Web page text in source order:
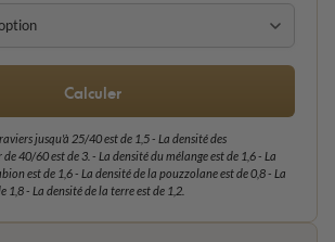
Calculer
jusqu'à 25/40 est de 1,5 - La densité des
40/60 est de 3. - La densité du mélange est de 1,6 - La
est de 1,6 - La densité de la pouzzolane est de 0,8 - La
1,8 - La densité de la terre est de 1,2.